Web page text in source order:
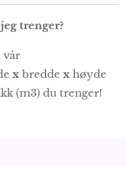
trenger?
vår
x bredde x høyde
(m3) du trenger!